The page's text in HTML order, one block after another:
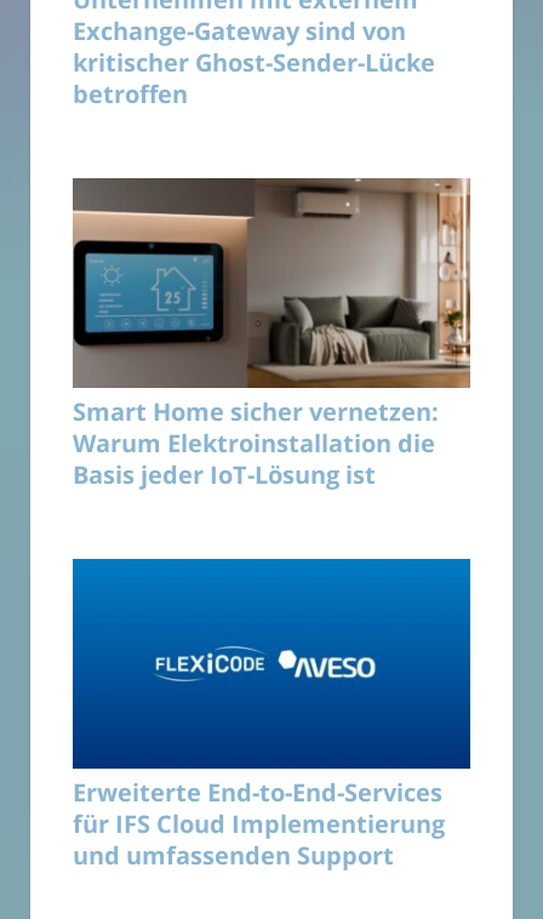
Exchange-Gateway sind von
kritischer Ghost-Sender-Lücke
betroffen
Smart Home sicher vernetzen:
Warum Elektroinstallation die
Basis jeder IoT-Lösung ist
Erweiterte End-to-End-Services
für IFS Cloud Implementierung
und umfassenden Support